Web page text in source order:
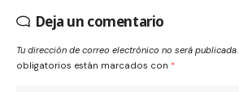
Deja un comentario
Tu dirección de correo electrónico no será publicada.
obligatorios están marcados con *